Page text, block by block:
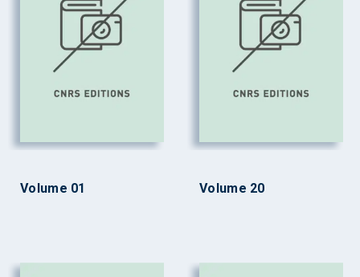
Volume 01 Volume 20